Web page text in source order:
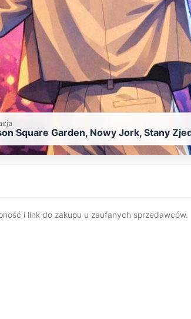
Square Garden, Nowy Jork, Stany
i link do zakupu u zaufanych sprzedawców.